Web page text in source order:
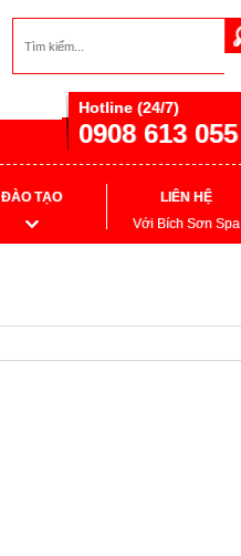
ĐÀO TẠO
LIÊN HỆ
Với Bích Sơn Spa
Hotline (24/7)
0908 613 055